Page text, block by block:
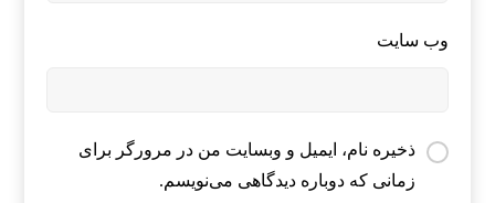
وب‌ سایت
ذخیره نام، ایمیل و وبسایت من در مرورگر برای
زمانی که دوباره دیدگاهی می‌نویسم.